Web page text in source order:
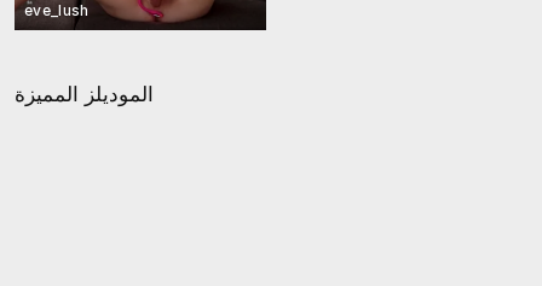
eve_lush
الموديلز المميزة